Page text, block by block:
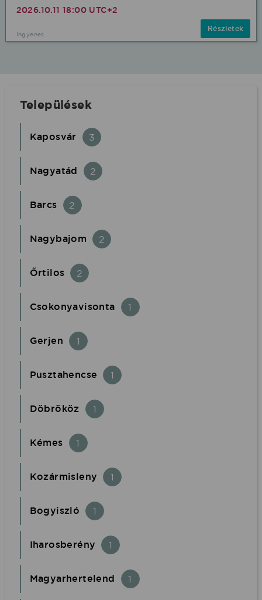
2026.10.11 18:00 UTC+2
Ingyenes
Részletek
Települések
Kaposvár 3
Nagyatád 2
Barcs 2
Nagybajom 2
Őrtilos 2
Csokonyavisonta 1
Gerjen 1
Pusztahencse 1
Döbrököz 1
Kémes 1
Kozármisleny 1
Bogyiszló 1
Iharosberény 1
Magyarhertelend 1